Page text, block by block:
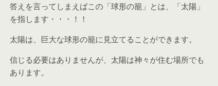
答えを言ってしまえばこの「球形の籠」とは、「太陽」
を指します・・・！！
太陽は、巨大な球形の籠に見立てることができます。
信じる必要はありませんが、太陽は神々が住む場所でも
あります。